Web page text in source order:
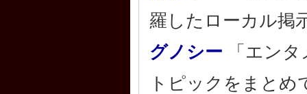
羅したローカル掲
グノシー 「エン
トピックをまとめ